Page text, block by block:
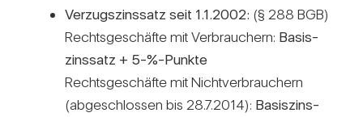
Ver­zugs­zins­satz seit 1.1.2002: (§ 288 BGB)
Rechts­ge­schäfte mit Ver­brau­chern: Basis­
zins­satz + 5-%-Punkte
Rechts­ge­schäfte mit Nicht­ver­brau­chern
(abge­schlossen bis 28.7.2014): Basis­zins­